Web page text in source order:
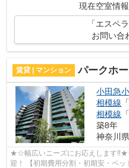
現在空室情
「エスペ
お問い合
賃貸 | マンション パークホーム
小田急
相模線
相模線 「
築8年
神奈川
★☆幅広いニーズにお応えします
迎！ 【初期費用分割・初期安・ペッ